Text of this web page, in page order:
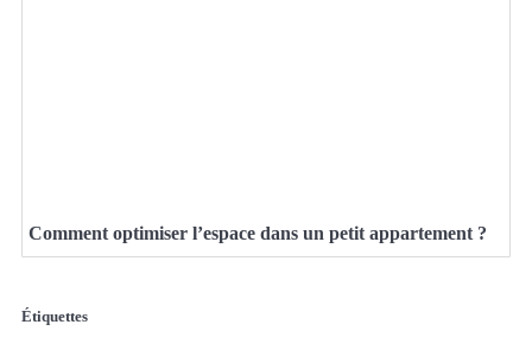
Comment optimiser l’espace dans un petit appartement ?
Étiquettes